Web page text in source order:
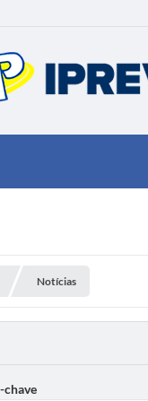
Notícias
chave